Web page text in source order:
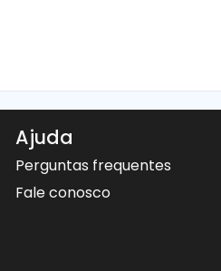
Ajuda
Perguntas frequentes
Fale conosco